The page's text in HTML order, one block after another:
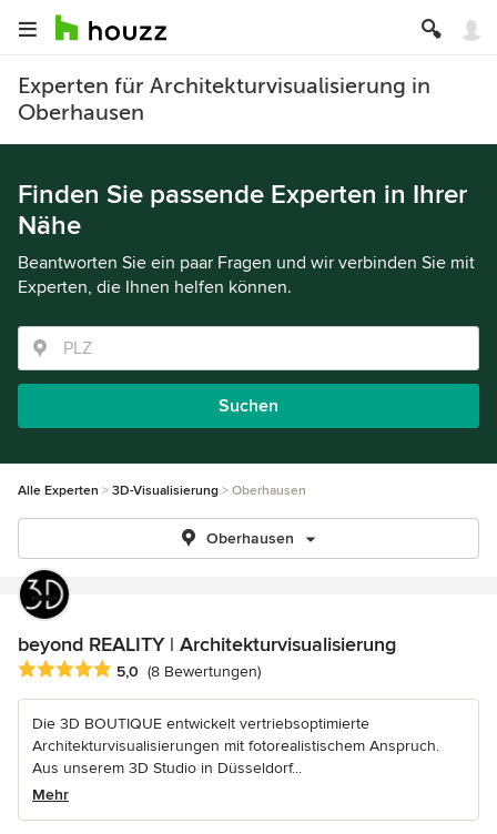
Experten für Architekturvisualisierung in
Oberhausen
Finden Sie passende Experten in Ihrer
Nähe
Beantworten Sie ein paar Fragen und wir verbinden Sie mit
Experten, die Ihnen helfen können.
Suchen
Alle Experten 3D-Visualisierung Oberhausen
Oberhausen
beyond REALITY | Architekturvisualisierung
Durchschnittliche Bewertung: 5 von 5 Sternen
5,0 (8 Bewertungen)
Die 3D BOUTIQUE entwickelt vertriebsoptimierte
Architekturvisualisierungen mit fotorealistischem Anspruch.
Aus unserem 3D Studio in Düsseldorf...
Mehr